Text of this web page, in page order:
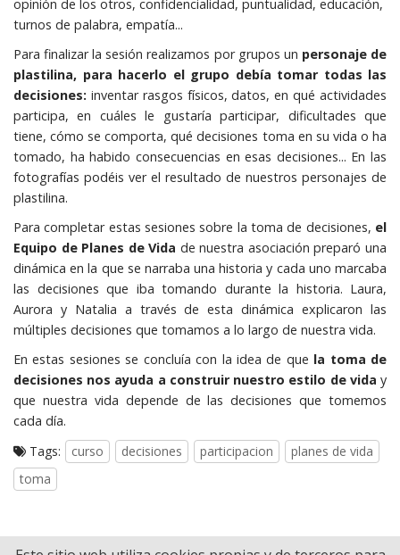
opinión de los otros, confidencialidad, puntualidad, educación,
turnos de palabra, empatía...
Para finalizar la sesión realizamos por grupos un personaje de
plastilina, para hacerlo el grupo debía tomar todas las
decisiones: inventar rasgos físicos, datos, en qué actividades
participa, en cuáles le gustaría participar, dificultades que
tiene, cómo se comporta, qué decisiones toma en su vida o ha
tomado, ha habido consecuencias en esas decisiones... En las
fotografías podéis ver el resultado de nuestros personajes de
plastilina.
Para completar estas sesiones sobre la toma de decisiones, el
Equipo de Planes de Vida de nuestra asociación preparó una
dinámica en la que se narraba una historia y cada uno marcaba
las decisiones que iba tomando durante la historia. Laura,
Aurora y Natalia a través de esta dinámica explicaron las
múltiples decisiones que tomamos a lo largo de nuestra vida.
En estas sesiones se concluía con la idea de que la toma de
decisiones nos ayuda a construir nuestro estilo de vida y
que nuestra vida depende de las decisiones que tomemos
cada día.
Tags:
curso decisiones participacion
planes de vida
toma